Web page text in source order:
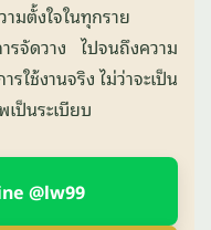
มตั้งใจในทุกราย
จัดวาง ไปจนถึงความ
ใช้งานจริง ไม่ว่าจะเป็น
ป็นระเบียบ
@lw99